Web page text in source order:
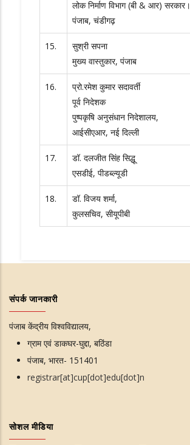
लोक निर्माण विभाग (बी & आर) सरकार।
पंजाब, चंडीगढ़
15.
सुश्री सपना
मुख्य वास्तुकार, पंजाब
16.
प्रो.रमेश कुमार सदावर्ती
पूर्व निदेशक
पुष्पकृषि अनुसंधान निदेशालय,
आईसीएआर, नई दिल्ली
17.
डॉ. दलजीत सिंह सिद्धू
एसडीई, पीडब्ल्यूडी
18.
डॉ. विजय शर्मा,
कुलसचिव, सीयूपीबी
संपर्क जानकारी
पंजाब केंद्रीय विश्वविद्यालय,
ग्राम एवं डाकघर-घुद्दा, बठिंडा
पंजाब, भारत- 151401
registrar[at]cup[dot]edu[dot]n
सोशल मीडिया